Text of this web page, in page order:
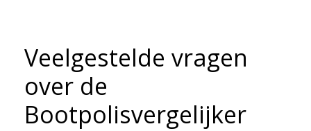
Veelgestelde vragen
over de
Bootpolisvergelijker